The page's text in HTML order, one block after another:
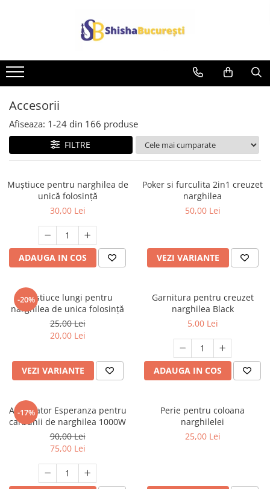
Accesorii
Afiseaza: 1-24 din 166 produse
FILTRE
Muștiuce pentru narghilea de
unică folosință
30,00 Lei
ADAUGA IN COS
Poker si furculita 2in1 creuzet
narghilea
50,00 Lei
VEZI VARIANTE
-20%
Mustiuce lungi pentru
narghilea de unica folosință
25,00 Lei
20,00 Lei
VEZI VARIANTE
Garnitura pentru creuzet
narghilea Black
5,00 Lei
ADAUGA IN COS
-17%
Aprinzator Esperanza pentru
carbunii de narghilea 1000W
90,00 Lei
75,00 Lei
Perie pentru coloana
narghilelei
25,00 Lei